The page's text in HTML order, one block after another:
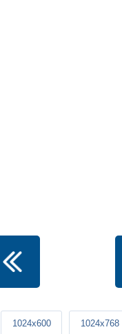
1024x600 1024x768